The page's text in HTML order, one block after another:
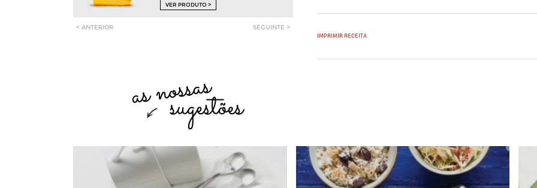
VER PRODUTO >
< ANTERIOR SEGUINTE >
IMPRIMIR RECEITA